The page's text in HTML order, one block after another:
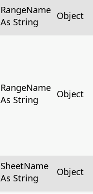
RangeName
As String
Object
RangeName
As String
Object
SheetName
As String
Object